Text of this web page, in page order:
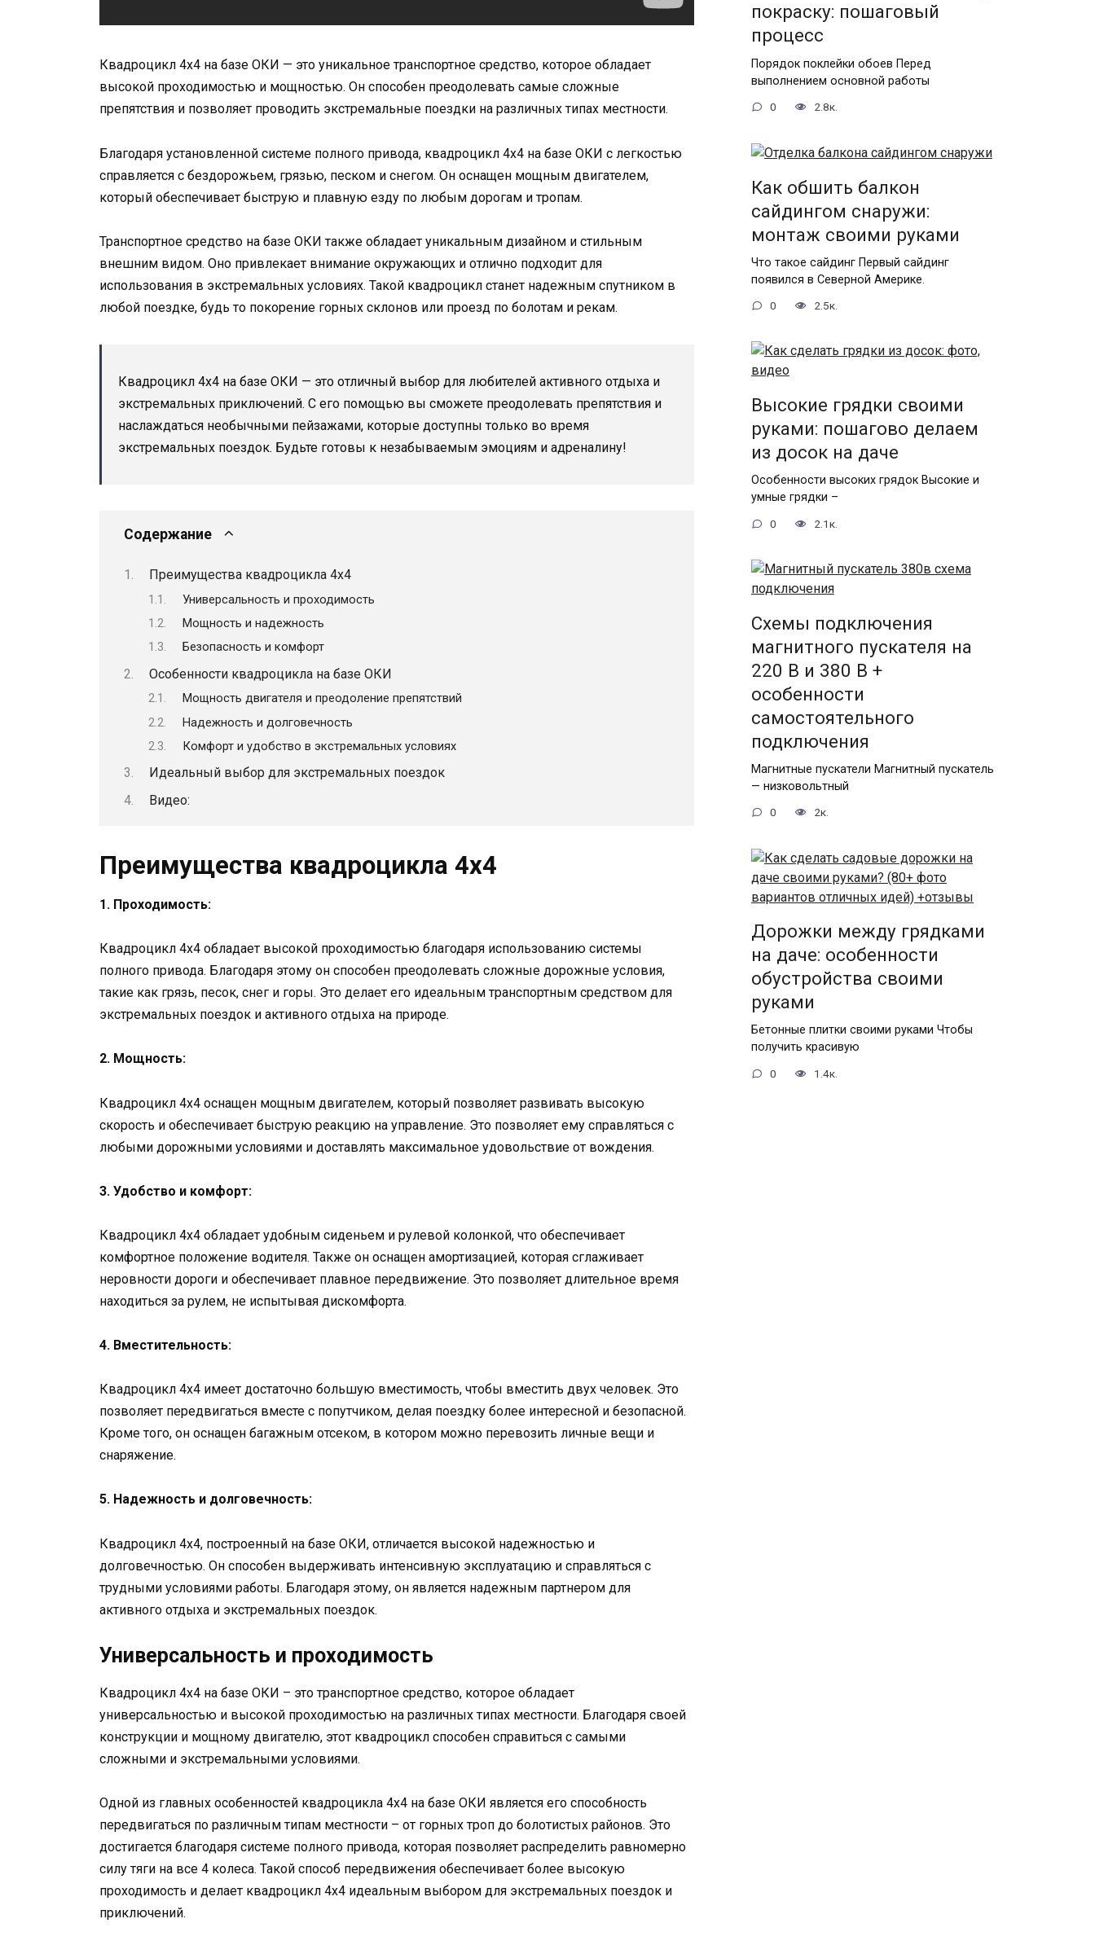
Квадроцикл 4х4 на базе ОКИ — это уникальное транспортное средство, которое обладает
высокой проходимостью и мощностью. Он способен преодолевать самые сложные
препятствия и позволяет проводить экстремальные поездки на различных типах местности.
Благодаря установленной системе полного привода, квадроцикл 4х4 на базе ОКИ с легкостью
справляется с бездорожьем, грязью, песком и снегом. Он оснащен мощным двигателем,
который обеспечивает быструю и плавную езду по любым дорогам и тропам.
Транспортное средство на базе ОКИ также обладает уникальным дизайном и стильным
внешним видом. Оно привлекает внимание окружающих и отлично подходит для
использования в экстремальных условиях. Такой квадроцикл станет надежным спутником в
любой поездке, будь то покорение горных склонов или проезд по болотам и рекам.
Квадроцикл 4х4 на базе ОКИ — это отличный выбор для любителей активного отдыха и
экстремальных приключений. С его помощью вы сможете преодолевать препятствия и
наслаждаться необычными пейзажами, которые доступны только во время
экстремальных поездок. Будьте готовы к незабываемым эмоциям и адреналину!
Содержание
Преимущества квадроцикла 4х4
Универсальность и проходимость
Мощность и надежность
Безопасность и комфорт
Особенности квадроцикла на базе ОКИ
Мощность двигателя и преодоление препятствий
Надежность и долговечность
Комфорт и удобство в экстремальных условиях
Идеальный выбор для экстремальных поездок
Видео:
Преимущества квадроцикла 4х4
1. Проходимость:
Квадроцикл 4х4 обладает высокой проходимостью благодаря использованию системы
полного привода. Благодаря этому он способен преодолевать сложные дорожные условия,
такие как грязь, песок, снег и горы. Это делает его идеальным транспортным средством для
экстремальных поездок и активного отдыха на природе.
2. Мощность:
Квадроцикл 4х4 оснащен мощным двигателем, который позволяет развивать высокую
скорость и обеспечивает быструю реакцию на управление. Это позволяет ему справляться с
любыми дорожными условиями и доставлять максимальное удовольствие от вождения.
3. Удобство и комфорт:
Квадроцикл 4х4 обладает удобным сиденьем и рулевой колонкой, что обеспечивает
комфортное положение водителя. Также он оснащен амортизацией, которая сглаживает
неровности дороги и обеспечивает плавное передвижение. Это позволяет длительное время
находиться за рулем, не испытывая дискомфорта.
4. Вместительность:
Квадроцикл 4х4 имеет достаточно большую вместимость, чтобы вместить двух человек. Это
позволяет передвигаться вместе с попутчиком, делая поездку более интересной и безопасной.
Кроме того, он оснащен багажным отсеком, в котором можно перевозить личные вещи и
снаряжение.
5. Надежность и долговечность:
Квадроцикл 4х4, построенный на базе ОКИ, отличается высокой надежностью и
долговечностью. Он способен выдерживать интенсивную эксплуатацию и справляться с
трудными условиями работы. Благодаря этому, он является надежным партнером для
активного отдыха и экстремальных поездок.
Универсальность и проходимость
Квадроцикл 4х4 на базе ОКИ – это транспортное средство, которое обладает
универсальностью и высокой проходимостью на различных типах местности. Благодаря своей
конструкции и мощному двигателю, этот квадроцикл способен справиться с самыми
сложными и экстремальными условиями.
Одной из главных особенностей квадроцикла 4х4 на базе ОКИ является его способность
передвигаться по различным типам местности – от горных троп до болотистых районов. Это
достигается благодаря системе полного привода, которая позволяет распределить равномерно
силу тяги на все 4 колеса. Такой способ передвижения обеспечивает более высокую
проходимость и делает квадроцикл 4х4 идеальным выбором для экстремальных поездок и
приключений.
покраску: пошаговый
процесс
Порядок поклейки обоев Перед
выполнением основной работы
0 2.8к.
Как обшить балкон
сайдингом снаружи:
монтаж своими руками
Что такое сайдинг Первый сайдинг
появился в Северной Америке.
0 2.5к.
Высокие грядки своими
руками: пошагово делаем
из досок на даче
Особенности высоких грядок Высокие и
умные грядки –
0 2.1к.
Схемы подключения
магнитного пускателя на
220 В и 380 В +
особенности
самостоятельного
подключения
Магнитные пускатели Магнитный пускатель
— низковольтный
0 2к.
Дорожки между грядками
на даче: особенности
обустройства своими
руками
Бетонные плитки своими руками Чтобы
получить красивую
0 1.4к.